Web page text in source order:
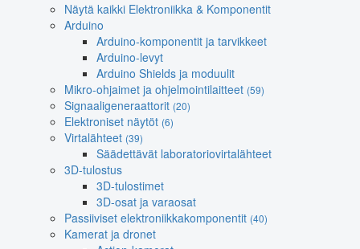
Näytä kaikki Elektroniikka & Komponentit
Arduino
Arduino-komponentit ja tarvikkeet
Arduino-levyt
Arduino Shields ja moduulit
Mikro-ohjaimet ja ohjelmointilaitteet (59)
Signaaligeneraattorit (20)
Elektroniset näytöt (6)
Virtalähteet (39)
Säädettävät laboratoriovirtalähteet
3D-tulostus
3D-tulostimet
3D-osat ja varaosat
Passiiviset elektroniikkakomponentit (40)
Kamerat ja dronet